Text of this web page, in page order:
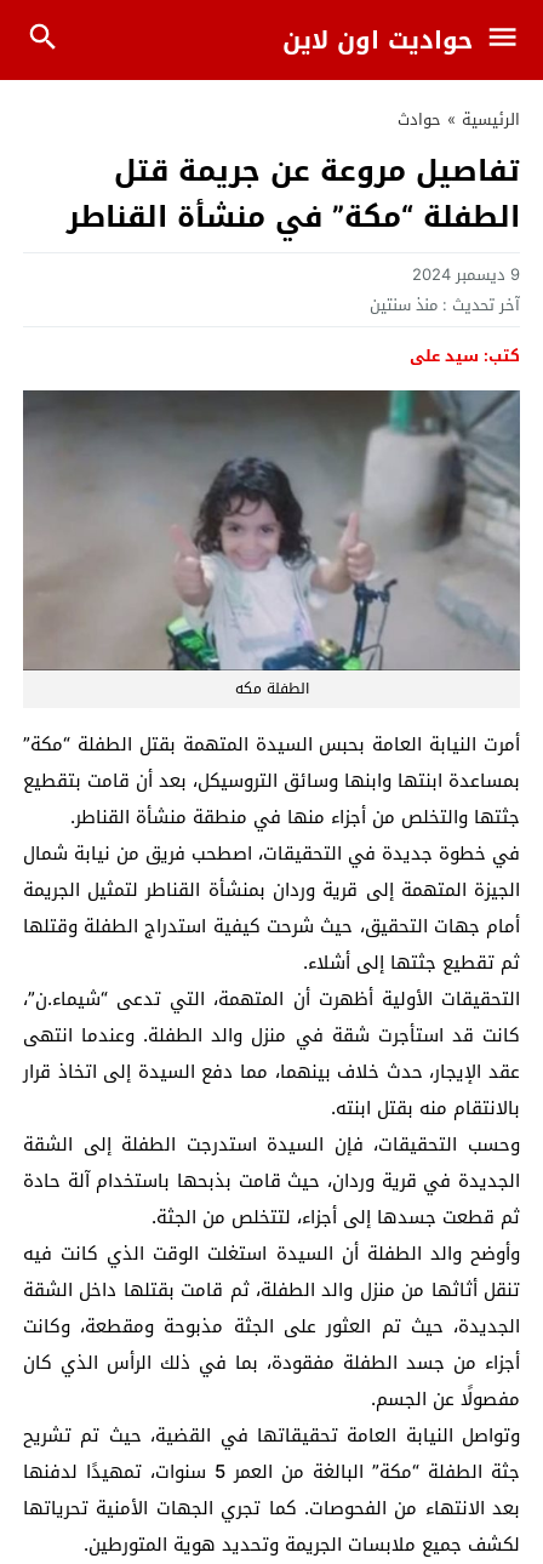
حواديت اون لاين
الرئيسية » حوادث
تفاصيل مروعة عن جريمة قتل
الطفلة “مكة” في منشأة القناطر
9 ديسمبر 2024
آخر تحديث : منذ سنتين
كتب: سيد على
الطفلة مكه
أمرت النيابة العامة بحبس السيدة المتهمة بقتل الطفلة “مكة”
بمساعدة ابنتها وابنها وسائق التروسيكل، بعد أن قامت بتقطيع
جثتها والتخلص من أجزاء منها في منطقة منشأة القناطر.
في خطوة جديدة في التحقيقات، اصطحب فريق من نيابة شمال
الجيزة المتهمة إلى قرية وردان بمنشأة القناطر لتمثيل الجريمة
أمام جهات التحقيق، حيث شرحت كيفية استدراج الطفلة وقتلها
ثم تقطيع جثتها إلى أشلاء.
التحقيقات الأولية أظهرت أن المتهمة، التي تدعى “شيماء.ن”،
كانت قد استأجرت شقة في منزل والد الطفلة. وعندما انتهى
عقد الإيجار، حدث خلاف بينهما، مما دفع السيدة إلى اتخاذ قرار
بالانتقام منه بقتل ابنته.
وحسب التحقيقات، فإن السيدة استدرجت الطفلة إلى الشقة
الجديدة في قرية وردان، حيث قامت بذبحها باستخدام آلة حادة
ثم قطعت جسدها إلى أجزاء، لتتخلص من الجثة.
وأوضح والد الطفلة أن السيدة استغلت الوقت الذي كانت فيه
تنقل أثاثها من منزل والد الطفلة، ثم قامت بقتلها داخل الشقة
الجديدة، حيث تم العثور على الجثة مذبوحة ومقطعة، وكانت
أجزاء من جسد الطفلة مفقودة، بما في ذلك الرأس الذي كان
مفصولًا عن الجسم.
وتواصل النيابة العامة تحقيقاتها في القضية، حيث تم تشريح
جثة الطفلة “مكة” البالغة من العمر 5 سنوات، تمهيدًا لدفنها
بعد الانتهاء من الفحوصات. كما تجري الجهات الأمنية تحرياتها
لكشف جميع ملابسات الجريمة وتحديد هوية المتورطين.